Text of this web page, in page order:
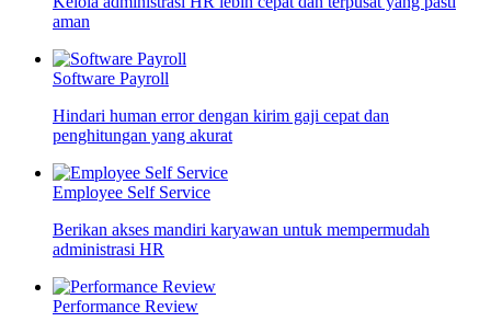
aman
Software Payroll
Hindari human error dengan kirim gaji cepat dan
penghitungan yang akurat
Employee Self Service
Berikan akses mandiri karyawan untuk mempermudah
administrasi HR
Performance Review